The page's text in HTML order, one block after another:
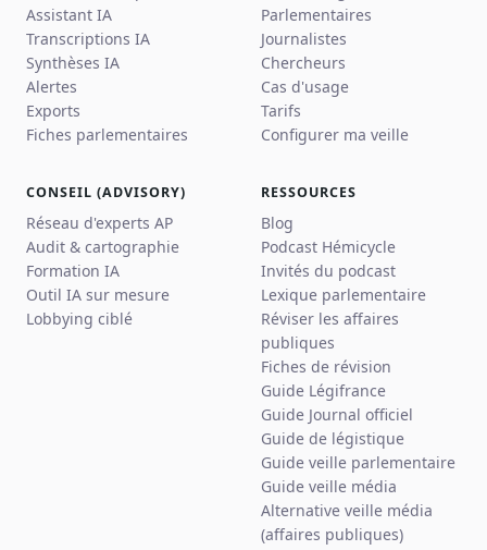
Assistant IA
Transcriptions IA
Synthèses IA
Alertes
Exports
Fiches parlementaires
Parlementaires
Journalistes
Chercheurs
Cas d'usage
Tarifs
Configurer ma veille
CONSEIL (ADVISORY)
Réseau d'experts AP
Audit & cartographie
Formation IA
Outil IA sur mesure
Lobbying ciblé
RESSOURCES
Blog
Podcast Hémicycle
Invités du podcast
Lexique parlementaire
Réviser les affaires
publiques
Fiches de révision
Guide Légifrance
Guide Journal officiel
Guide de légistique
Guide veille parlementaire
Guide veille média
Alternative veille média
(affaires publiques)